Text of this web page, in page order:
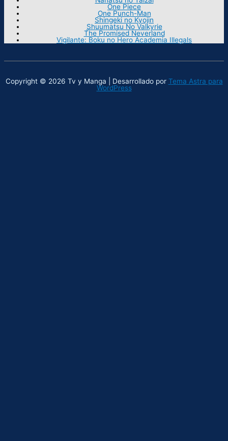
One Piece
One Punch-Man
Shingeki no Kyojin
Shuumatsu No Valkyrie
The Promised Neverland
Vigilante: Boku no Hero Academia Illegals
Copyright © 2026 Tv y Manga | Desarrollado por Tema Astra para
WordPress